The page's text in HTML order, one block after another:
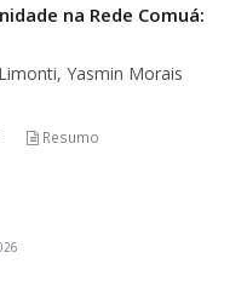
na Rede Comuá:
Yasmin Morais
Resumo